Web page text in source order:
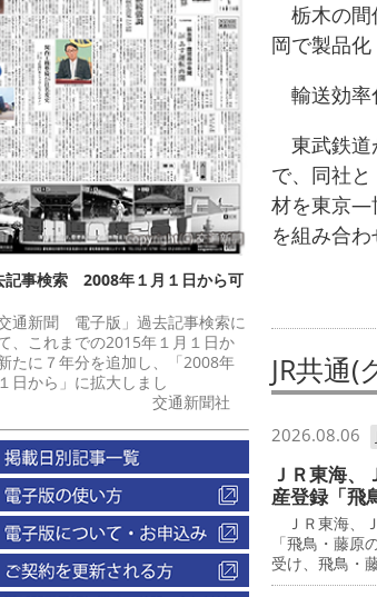
記事検索 2008年１月１日から可
通新聞 電子版」過去記事検索に
、これまでの2015年１月１日か
たに７年分を追加し、「2008年
日から」に拡大しまし
交通新聞社
栃木の間
岡で製品化
輸送効率
東武鉄道
で、同社
材を東京―
を組み合わ
JR共通(
2026.08.06
ＪＲ東海
産登録「飛
ＪＲ東海、
「飛鳥・藤
受け、飛鳥・